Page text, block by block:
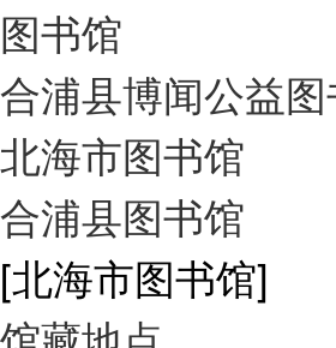
图书馆
合浦县博闻公益
北海市图书馆
合浦县图书馆
[北海市图书馆]